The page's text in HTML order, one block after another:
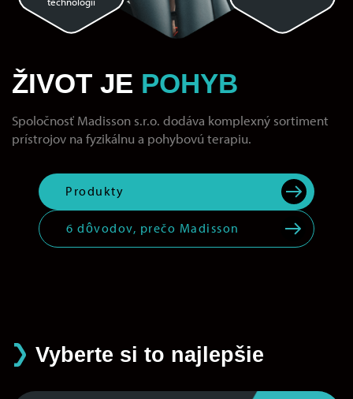
ŽIVOT JE POHYB
Spoločnosť Madisson s.r.o. dodáva komplexný sortiment
prístrojov na fyzikálnu a pohybovú terapiu.
Produkty
6 dôvodov, prečo Madisson
Vyberte si to najlepšie